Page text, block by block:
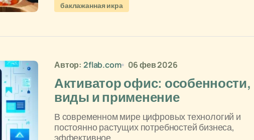
баклажанная икра
Автор: 2flab.com 06 фев 2026
Активатор офис: особенности,
виды и применение
В современном мире цифровых технологий и
постоянно растущих потребностей бизнеса,
эффективное